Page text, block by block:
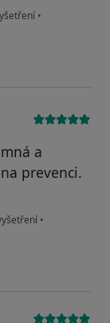
•
a
prevenci.
•